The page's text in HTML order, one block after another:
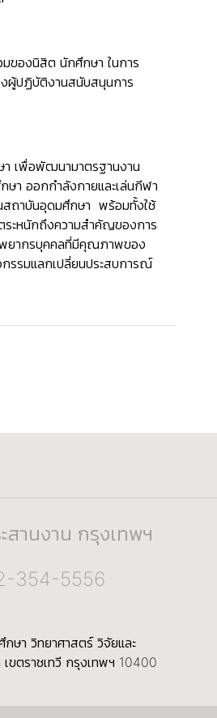
มของนิสิต นักศึกษา ในการ
ผู้ปฏิบัติงานสนับสนุนการ
า เพื่อพัฒนามาตรฐานงาน
ษา ออกกำลังกายและเล่นกีฬา
สถาบันอุดมศึกษา พร้อมทั้งใช้
ะหนักถึงความสำคัญของการ
พยากรบุคคลที่มีคุณภาพของ
รรมแลกเปลี่ยนประสบการณ์
สานงาน กรุงเทพฯ
354-5556
ษา วิทยาศาสตร์ วิจัยและ
ขตราชเทวี กรุงเทพฯ 10400